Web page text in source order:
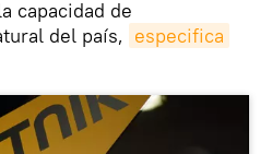
capacidad de
del país, especifica